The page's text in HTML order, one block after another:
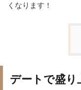
くなります！
デートで盛